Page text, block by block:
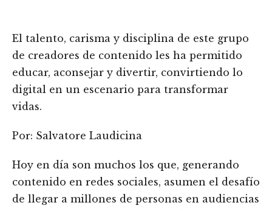
El talento, carisma y disciplina de este grupo
de creadores de contenido les ha permitido
educar, aconsejar y divertir, convirtiendo lo
digital en un escenario para transformar
vidas.
Por: Salvatore Laudicina
Hoy en día son muchos los que, generando
contenido en redes sociales, asumen el desafío
de llegar a millones de personas en audiencias